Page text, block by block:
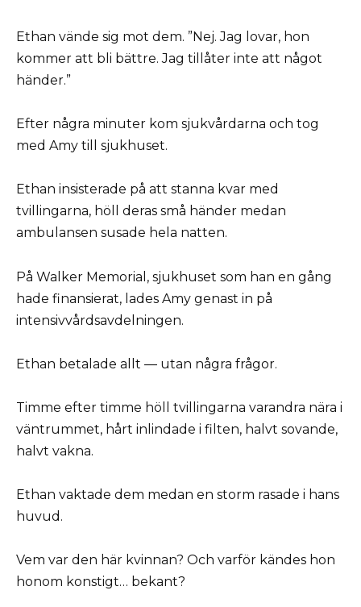
Ethan vände sig mot dem. ”Nej. Jag lovar, hon
kommer att bli bättre. Jag tillåter inte att något
händer.”
Efter några minuter kom sjukvårdarna och tog
med Amy till sjukhuset.
Ethan insisterade på att stanna kvar med
tvillingarna, höll deras små händer medan
ambulansen susade hela natten.
På Walker Memorial, sjukhuset som han en gång
hade finansierat, lades Amy genast in på
intensivvårdsavdelningen.
Ethan betalade allt — utan några frågor.
Timme efter timme höll tvillingarna varandra nära i
väntrummet, hårt inlindade i filten, halvt sovande,
halvt vakna.
Ethan vaktade dem medan en storm rasade i hans
huvud.
Vem var den här kvinnan? Och varför kändes hon
honom konstigt… bekant?